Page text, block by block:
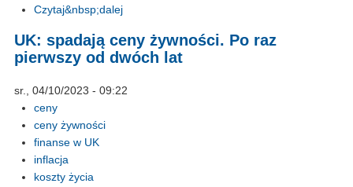
Czytaj&nbsp;dalej
UK: spadają ceny żywności. Po raz
pierwszy od dwóch lat
sr., 04/10/2023 - 09:22
ceny
ceny żywności
finanse w UK
inflacja
koszty życia